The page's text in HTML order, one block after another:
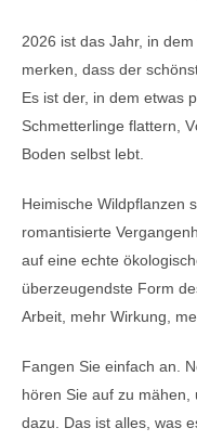
2026 ist das Jahr, in
merken, dass der
Es ist der, in dem etwas
Schmetterlinge flattern,
Boden selbst lebt.
Heimische Wildpflanzen
romantisierte
auf eine echte
überzeugendste Form
Arbeit, mehr Wirkung,
Fangen Sie einfach an.
hören Sie auf zu
dazu. Das ist alles, was